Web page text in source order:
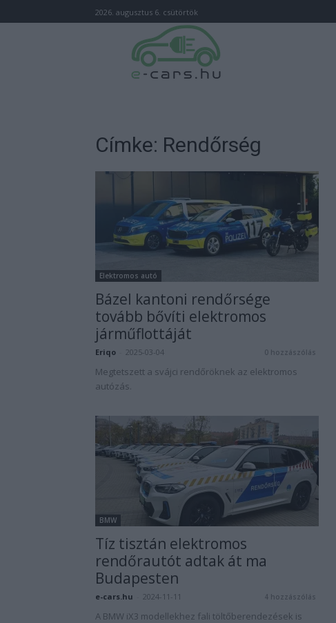
2026. augusztus 6. csütörtök
Címke: Rendőrség
Elektromos autó
Bázel kantoni rendőrsége
tovább bővíti elektromos
járműflottáját
Eriqo 2025-03-04 0 hozzászólás
Megtetszett a svájci rendőröknek az elektromos
autózás.
BMW
Tíz tisztán elektromos
rendőrautót adtak át ma
Budapesten
e-cars.hu 2024-11-11 4 hozzászólás
A BMW iX3 modellekhez fali töltőberendezések is